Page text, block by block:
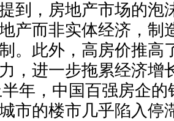
，房地产市场的泡
产而非实体经济，制
。此外，高房价推高
，进一步拖累经济增
年，中国百强房企
市的楼市几乎陷入停